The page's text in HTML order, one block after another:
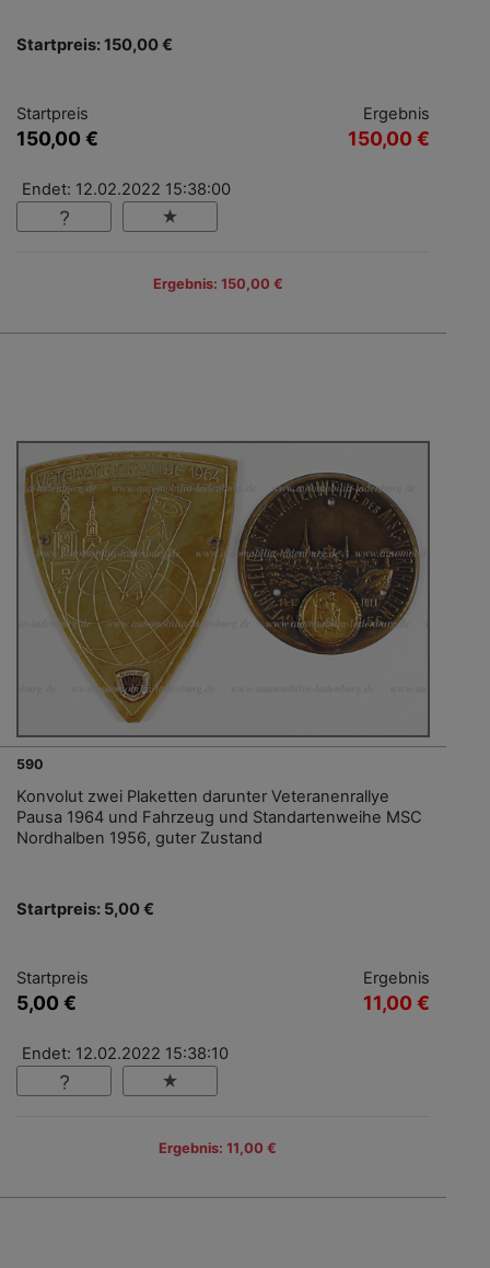
Startpreis: 150,00 €
Startpreis
150,00 €
Ergebnis
150,00 €
Endet: 12.02.2022 15:38:00
Ergebnis: 150,00 €
590
Konvolut zwei Plaketten darunter Veteranenrallye
Pausa 1964 und Fahrzeug und Standartenweihe MSC
Nordhalben 1956, guter Zustand
Startpreis: 5,00 €
Startpreis
5,00 €
Ergebnis
11,00 €
Endet: 12.02.2022 15:38:10
Ergebnis: 11,00 €